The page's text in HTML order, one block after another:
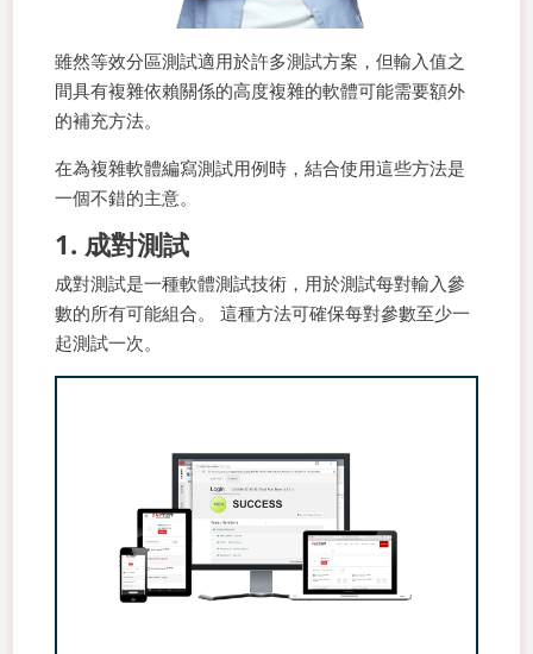
雖然等效分區測試適用於許多測試方案，但輸入值之
間具有複雜依賴關係的高度複雜的軟體可能需要額外
的補充方法。
在為複雜軟體編寫測試用例時，結合使用這些方法是
一個不錯的主意。
1. 成對測試
成對測試是一種軟體測試技術，用於測試每對輸入參
數的所有可能組合。 這種方法可確保每對參數至少一
起測試一次。